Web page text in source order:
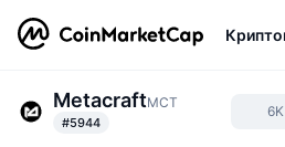
MetacraftMCT
#5944
6K